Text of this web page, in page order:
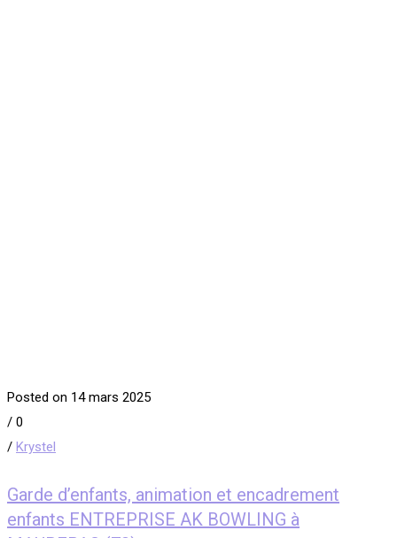
Posted on 14 mars 2025
/ 0
/ Krystel
Garde d’enfants, animation et encadrement
enfants ENTREPRISE AK BOWLING à